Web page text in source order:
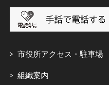
市役所アクセス・駐車場
組織案内